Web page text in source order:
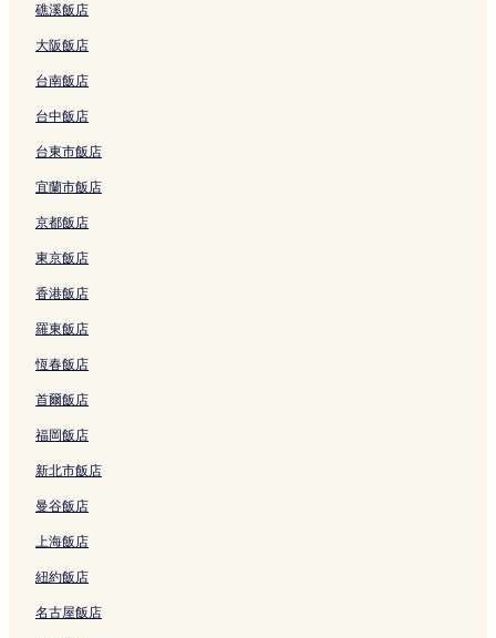
s
t
e
l
連
l
a
g
e
連
結
礁溪飯店
大阪飯店
台南飯店
台中飯店
台東市飯店
宜蘭市飯店
京都飯店
東京飯店
香港飯店
羅東飯店
恆春飯店
首爾飯店
福岡飯店
新北市飯店
曼谷飯店
上海飯店
紐約飯店
名古屋飯店